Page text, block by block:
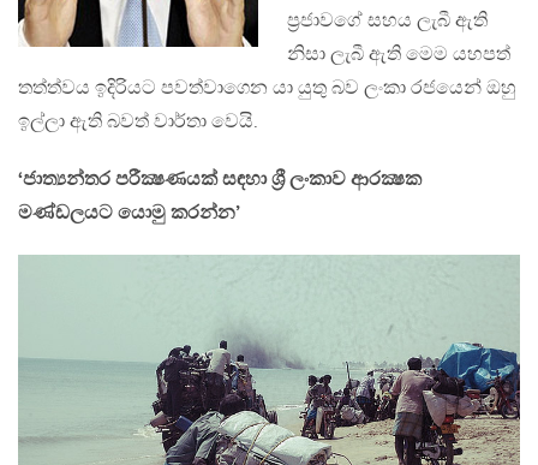
ප්‍රජාවගේ සහය ලැබී ඇති
නිසා ලැබී ඇති මෙම යහපත්
තත්ත්වය ඉදිරියට පවත්වාගෙන යා යුතු බව ලංකා රජයෙන් ඔහු
ඉල්ලා ඇති බවත් වාර්තා වෙයි.
‘ජාත්‍යන්තර පරීක්‍ෂණයක් සඳහා ශ්‍රී ලංකාව ආරක්‍ෂක
මණ්ඩලයට යොමු කරන්න’